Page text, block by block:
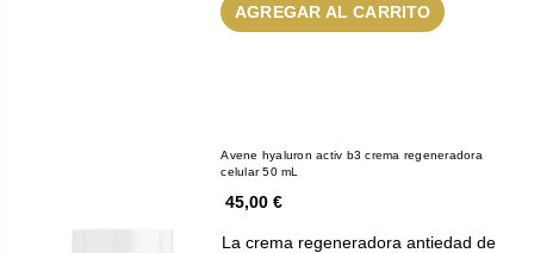
AGREGAR AL CARRITO
Avene hyaluron activ b3 crema regeneradora
celular 50 mL
45,00 €
La crema regeneradora antiedad de